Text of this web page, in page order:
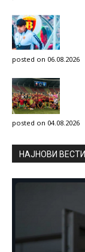
posted on 06.08.2026
posted on 04.08.2026
НAЈНОВИ ВЕСТИ